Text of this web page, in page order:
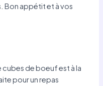
Bon appétit et à vos
de boeuf est à la
pour un repas